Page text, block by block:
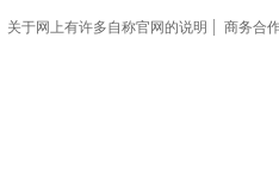
关于网上有许多自称官网的说明 商务合